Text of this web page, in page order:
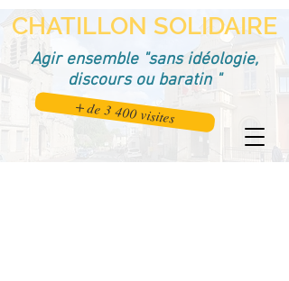
CHATILLON SOLIDAIRE
Agir ensemble "sans idéologie,
discours ou baratin "
+ de 3 400 visites